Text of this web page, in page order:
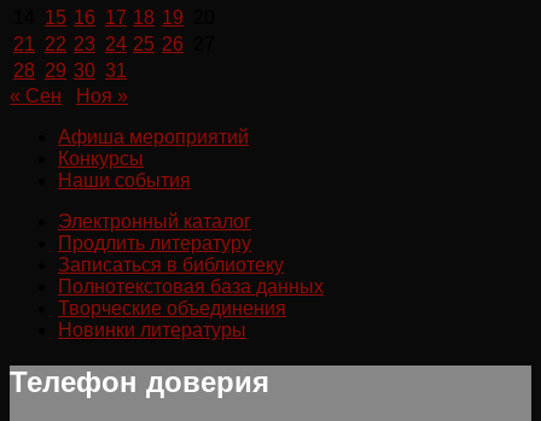
15 16 17 18 19
21 22 23 24 25 26
28 29 30 31
« Сен
Ноя »
Афиша мероприятий
Конкурсы
Наши события
Электронный каталог
Продлить литературу
Записаться в библиотеку
Полнотекстовая база данных
Творческие объединения
Новинки литературы
Телефон доверия